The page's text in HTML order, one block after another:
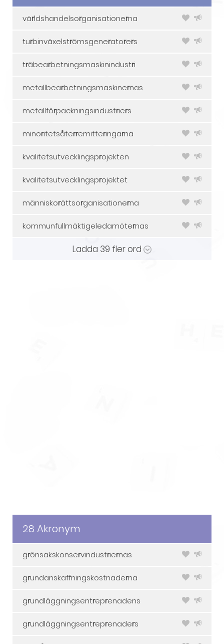
världshandelsorganisationerna
turbinväxelströmsgeneratorers
träbearbetningsmaskinindustri
metallbearbetningsmaskinernas
metallförpackningsindustriers
minoritetsåterremitteringarna
kvalitetsutvecklingsprojekten
kvalitetsutvecklingsprojektet
människorättsorganisationerna
kommunfullmäktigeledamöternas
Ladda 39 fler ord
28 Akronym
grönsakskonservindustriernas
grundanskaffningskostnaderna
grundläggningsentreprenadens
grundläggningsentreprenaders